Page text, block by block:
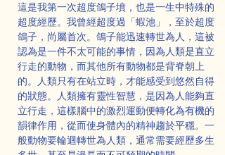
這是我第一次超度鴿子墳，也是一生中特殊的
超度經歷。我曾經超度過「蝦池」，至於超度
鴿子，尚屬首次。鴿子能迅速轉世為人，這被
認為是一件不太可能的事情，因為人類是直立
行走的動物，而其他所有動物都是背脊朝上
的。人類只有在站立時，才能感受到悠然自得
的狀態。人類擁有靈性智慧，是因為人能夠直
立行走，這樣腦中的激烈運動便轉化為有機的
韻律作用，從而使身體內的精神趨於平穩。一
般動物要輪迴轉世為人類，通常需要經歷多生